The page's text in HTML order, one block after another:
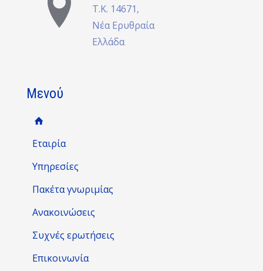
Τ.Κ. 14671,
Νέα Ερυθραία
Ελλάδα
Μενού
Εταιρία
Υπηρεσίες
Πακέτα γνωριμίας
Ανακοινώσεις
Συχνές ερωτήσεις
Επικοινωνία